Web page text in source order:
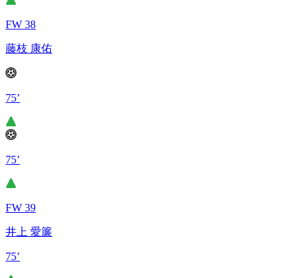
FW 38
藤枝 康佑
75’
75’
FW 39
井上 愛簾
75’